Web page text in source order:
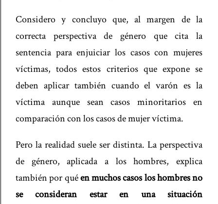
Considero y concluyo que, al margen de la
correcta perspectiva de género que cita la
sentencia para enjuiciar los casos con mujeres
víctimas, todos estos criterios que expone se
deben aplicar también cuando el varón es la
víctima aunque sean casos minoritarios en
comparación con los casos de mujer víctima.
Pero la realidad suele ser distinta. La perspectiva
de género, aplicada a los hombres, explica
también por quéen muchos casos los hombres no
se consideran estar en una situación